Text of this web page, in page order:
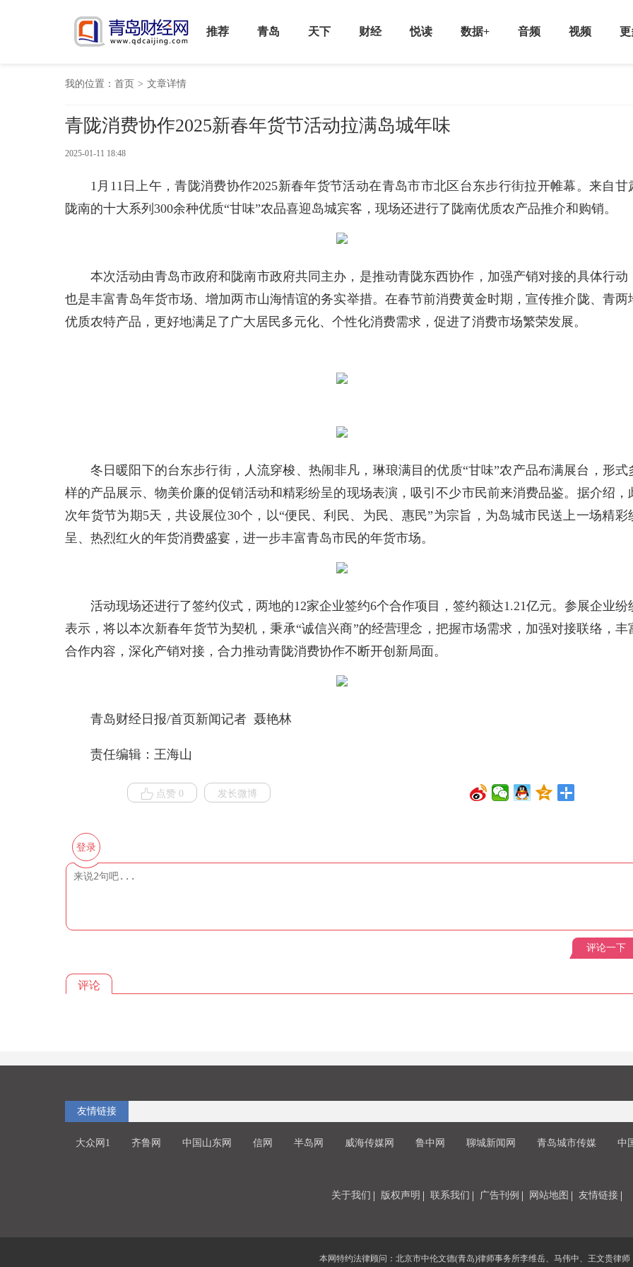
推荐 青岛 天下 财经 悦读 数据+ 音频 视频 更
我的位置： 首页 > 文章详情
青陇消费协作2025新春年货节活动拉满岛城年味
2025-01-11 18:48
1月11日上午，青陇消费协作2025新春年货节活动在青岛市市北区台东步行街拉开帷幕。来自甘
陇南的十大系列300余种优质“甘味”农品喜迎岛城宾客，现场还进行了陇南优质农产品推介和购销。
本次活动由青岛市政府和陇南市政府共同主办，是推动青陇东西协作，加强产销对接的具体行动
也是丰富青岛年货市场、增加两市山海情谊的务实举措。在春节前消费黄金时期，宣传推介陇、青两
优质农特产品，更好地满足了广大居民多元化、个性化消费需求，促进了消费市场繁荣发展。
冬日暖阳下的台东步行街，人流穿梭、热闹非凡，琳琅满目的优质“甘味”农产品布满展台，形式
样的产品展示、物美价廉的促销活动和精彩纷呈的现场表演，吸引不少市民前来消费品鉴。据介绍，
次年货节为期5天，共设展位30个，以“便民、利民、为民、惠民”为宗旨，为岛城市民送上一场精彩
呈、热烈红火的年货消费盛宴，进一步丰富青岛市民的年货市场。
活动现场还进行了签约仪式，两地的12家企业签约6个合作项目，签约额达1.21亿元。参展企业纷
表示，将以本次新春年货节为契机，秉承“诚信兴商”的经营理念，把握市场需求，加强对接联络，丰
合作内容，深化产销对接，合力推动青陇消费协作不断开创新局面。
青岛财经日报/首页新闻记者 聂艳林
责任编辑：王海山
点赞 0 发长微博
登录
评论一下
评论
友情链接
大众网1 齐鲁网 中国山东网 信网 半岛网 威海传媒网 鲁中网 聊城新闻网 青岛城市传媒 中
关于我们 版权声明 联系我们 广告刊例 网站地图 友情链接
本网特约法律顾问：北京市中伦文德(青岛)律师事务所李维岳、马伟中、王文贵律师